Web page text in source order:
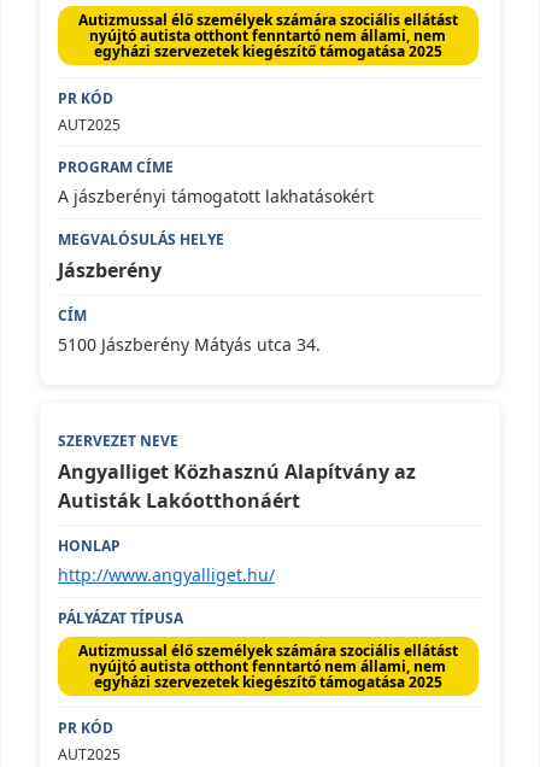
Autizmussal élő személyek számára szociális ellátást
nyújtó autista otthont fenntartó nem állami, nem
egyházi szervezetek kiegészítő támogatása 2025
AUT2025
A jászberényi támogatott lakhatásokért
Jászberény
5100 Jászberény Mátyás utca 34.
Angyalliget Közhasznú Alapítvány az
Autisták Lakóotthonáért
http://www.angyalliget.hu/
Autizmussal élő személyek számára szociális ellátást
nyújtó autista otthont fenntartó nem állami, nem
egyházi szervezetek kiegészítő támogatása 2025
AUT2025